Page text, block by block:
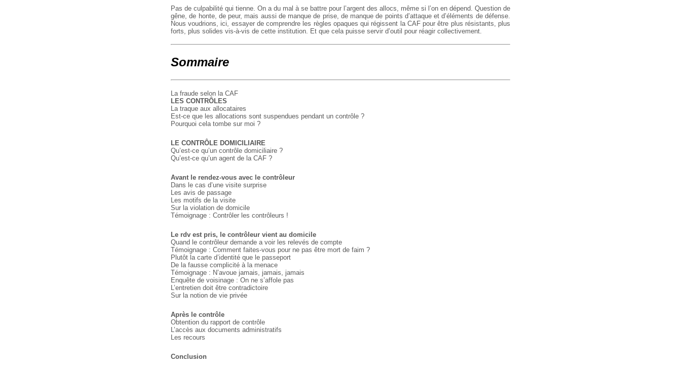
Pas de culpabilité qui tienne. On a du mal à se battre pour l’argent des allocs, même si l’on en dépend. Question de
gêne, de honte, de peur, mais aussi de manque de prise, de manque de points d’attaque et d’éléments de défense.
Nous voudrions, ici, essayer de comprendre les règles opaques qui régissent la CAF pour être plus résistants, plus
forts, plus solides vis-à-vis de cette institution. Et que cela puisse servir d’outil pour réagir collectivement.
Sommaire
La fraude selon la CAF
LES CONTRÔLES
La traque aux allocataires
Est-ce que les allocations sont suspendues pendant un contrôle ?
Pourquoi cela tombe sur moi ?
LE CONTRÔLE DOMICILIAIRE
Qu’est-ce qu’un contrôle domiciliaire ?
Qu’est-ce qu’un agent de la CAF ?
Avant le rendez-vous avec le contrôleur
Dans le cas d’une visite surprise
Les avis de passage
Les motifs de la visite
Sur la violation de domicile
Témoignage : Contrôler les contrôleurs !
Le rdv est pris, le contrôleur vient au domicile
Quand le contrôleur demande a voir les relevés de compte
Témoignage : Comment faites-vous pour ne pas être mort de faim ?
Plutôt la carte d’identité que le passeport
De la fausse complicité à la menace
Témoignage : N’avoue jamais, jamais, jamais
Enquête de voisinage : On ne s’affole pas
L’entretien doit être contradictoire
Sur la notion de vie privée
Après le contrôle
Obtention du rapport de contrôle
L’accès aux documents administratifs
Les recours
Conclusion